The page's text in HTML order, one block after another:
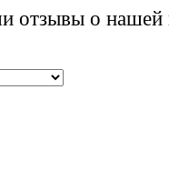
отзывы о нашей